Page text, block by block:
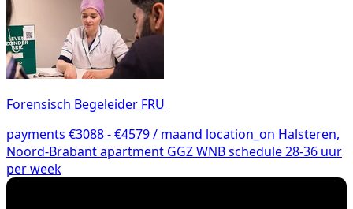
Forensisch Begeleider FRU
payments €3088 - €4579 / maand location_on Halsteren,
Noord-Brabantapartment GGZ WNBschedule28-36 uur
per week